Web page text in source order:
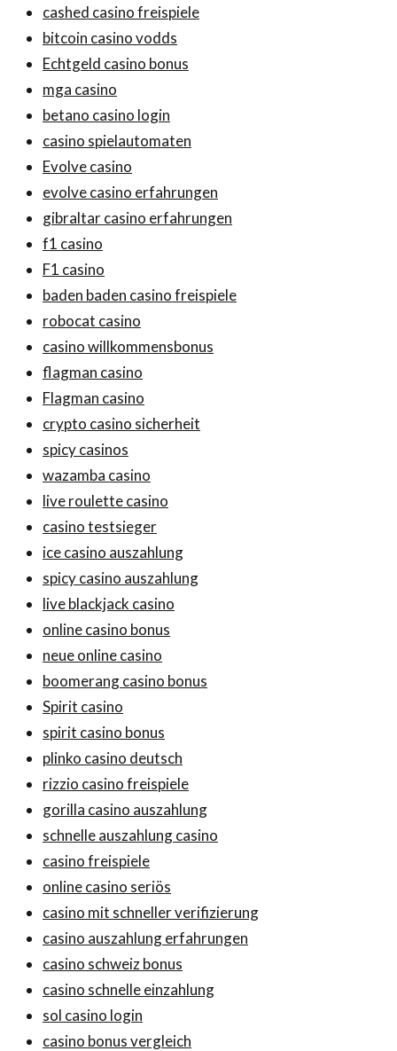
cashed casino freispiele
bitcoin casino vodds
Echtgeld casino bonus
mga casino
betano casino login
casino spielautomaten
Evolve casino
evolve casino erfahrungen
gibraltar casino erfahrungen
f1 casino
F1 casino
baden baden casino freispiele
robocat casino
casino willkommensbonus
flagman casino
Flagman casino
crypto casino sicherheit
spicy casinos
wazamba casino
live roulette casino
casino testsieger
ice casino auszahlung
spicy casino auszahlung
live blackjack casino
online casino bonus
neue online casino
boomerang casino bonus
Spirit casino
spirit casino bonus
plinko casino deutsch
rizzio casino freispiele
gorilla casino auszahlung
schnelle auszahlung casino
casino freispiele
online casino seriös
casino mit schneller verifizierung
casino auszahlung erfahrungen
casino schweiz bonus
casino schnelle einzahlung
sol casino login
casino bonus vergleich